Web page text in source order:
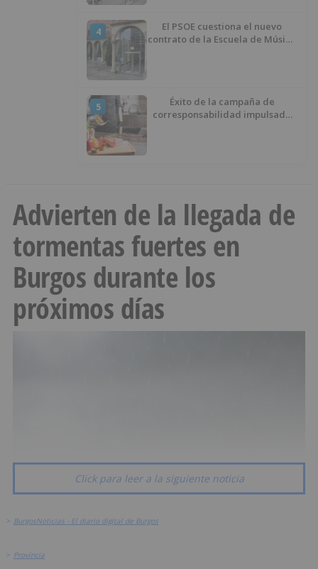
4
El PSOE cuestiona el nuevo
contrato de la Escuela de Música
5
Éxito de la campaña de
corresponsabilidad impulsada
Advierten de la llegada de
tormentas fuertes en
Burgos durante los
próximos días
Click para leer a la siguiente noticia
> BurgosNoticias - El diario digital de Burgos
> Provincia